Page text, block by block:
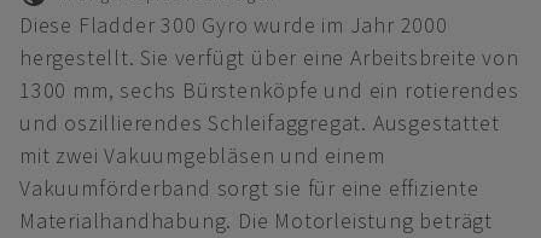
Diese Fladder 300 Gyro wurde im Jahr 2000
hergestellt. Sie verfügt über eine Arbeitsbreite von
1300 mm, sechs Bürstenköpfe und ein rotierendes
und oszillierendes Schleifaggregat. Ausgestattet
mit zwei Vakuumgebläsen und einem
Vakuumförderband sorgt sie für eine effiziente
Materialhandhabung. Die Motorleistung beträgt